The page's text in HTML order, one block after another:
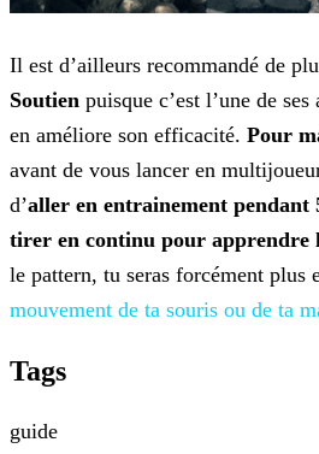
Il est d’ailleurs recommandé de
Soutien puisque c’est l’une de
en améliore son efficacité. Pour
avant de vous lancer en
d’aller en entrainement pendant
tirer en continu pour apprendre
le pattern, tu seras forcément plus
mouvement de ta souris ou de ta
Tags
guide